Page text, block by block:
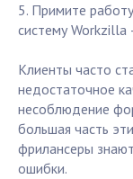
5. Примите
систему
Клиенты часто
недостаточное
несоблюдение
большая часть
фрилансеры
ошибки.